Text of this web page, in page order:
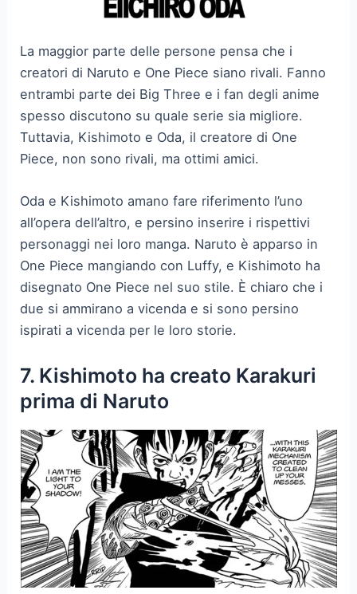
La maggior parte delle persone pensa che i
creatori di Naruto e One Piece siano rivali. Fanno
entrambi parte dei Big Three e i fan degli anime
spesso discutono su quale serie sia migliore.
Tuttavia, Kishimoto e Oda, il creatore di One
Piece, non sono rivali, ma ottimi amici.
Oda e Kishimoto amano fare riferimento l’uno
all’opera dell’altro, e persino inserire i rispettivi
personaggi nei loro manga. Naruto è apparso in
One Piece mangiando con Luffy, e Kishimoto ha
disegnato One Piece nel suo stile. È chiaro che i
due si ammirano a vicenda e si sono persino
ispirati a vicenda per le loro storie.
7. Kishimoto ha creato Karakuri
prima di Naruto